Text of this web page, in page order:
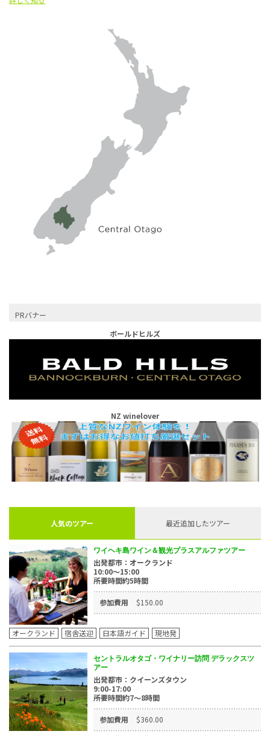
PRバナー
ボールドヒルズ
NZ winelover
人気のツアー 最近追加したツアー
ワイヘキ島ワイン＆観光プラスアルファツアー
出発都市：オークランド
10:00～15:00
所要時間約5時間
参加費用 $150.00
オークランド 宿舎送迎 日本語ガイド 現地発
セントラルオタゴ・ワイナリー訪問 デラックスツ
アー
出発都市：クイーンズタウン
9:00-17:00
所要時間約7～8時間
参加費用 $360.00